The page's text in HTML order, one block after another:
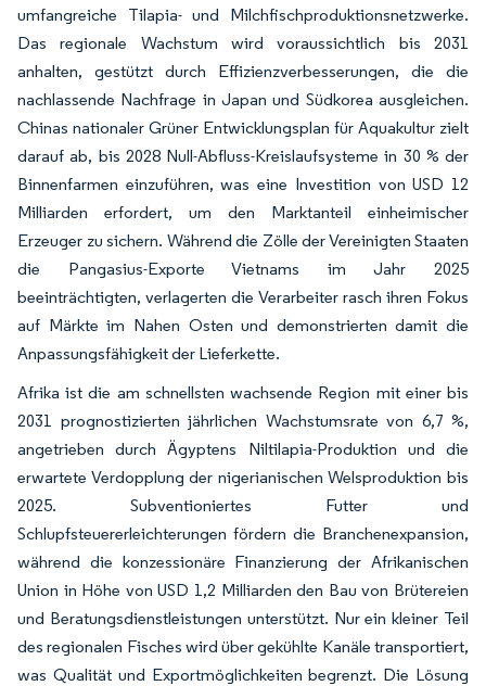
umfangreiche Tilapia- und Milchfischproduktionsnetzwerke.
Das regionale Wachstum wird voraussichtlich bis 2031
anhalten, gestützt durch Effizienzverbesserungen, die die
nachlassende Nachfrage in Japan und Südkorea ausgleichen.
Chinas nationaler Grüner Entwicklungsplan für Aquakultur zielt
darauf ab, bis 2028 Null-Abfluss-Kreislaufsysteme in 30 % der
Binnenfarmen einzuführen, was eine Investition von USD 12
Milliarden erfordert, um den Marktanteil einheimischer
Erzeuger zu sichern. Während die Zölle der Vereinigten Staaten
die Pangasius-Exporte Vietnams im Jahr 2025
beeinträchtigten, verlagerten die Verarbeiter rasch ihren Fokus
auf Märkte im Nahen Osten und demonstrierten damit die
Anpassungsfähigkeit der Lieferkette.
Afrika ist die am schnellsten wachsende Region mit einer bis
2031 prognostizierten jährlichen Wachstumsrate von 6,7 %,
angetrieben durch Ägyptens Niltilapia-Produktion und die
erwartete Verdopplung der nigerianischen Welsproduktion bis
2025. Subventioniertes Futter und
Schlupfsteuererleichterungen fördern die Branchenexpansion,
während die konzessionäre Finanzierung der Afrikanischen
Union in Höhe von USD 1,2 Milliarden den Bau von Brütereien
und Beratungsdienstleistungen unterstützt. Nur ein kleiner Teil
des regionalen Fisches wird über gekühlte Kanäle transportiert,
was Qualität und Exportmöglichkeiten begrenzt. Die Lösung